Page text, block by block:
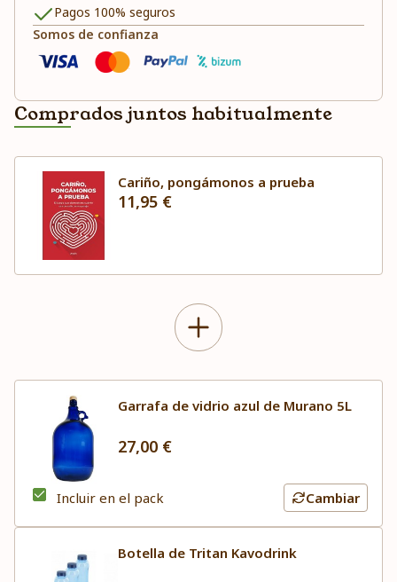
Pagos 100% seguros
Somos de confianza
Comprados juntos habitualmente
Cariño, pongámonos a prueba
11,95 €
Garrafa de vidrio azul de Murano 5L
27,00 €
Incluir en el pack Cambiar
Botella de Tritan Kavodrink